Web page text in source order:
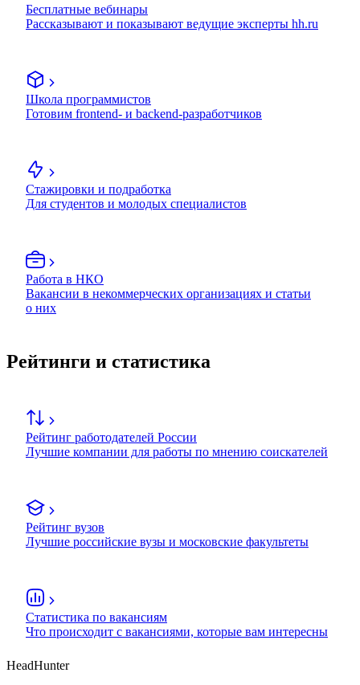
Бесплатные вебинары
Рассказывают и показывают ведущие эксперты hh.ru
Школа программистов
Готовим frontend- и backend-разработчиков
Стажировки и подработка
Для студентов и молодых специалистов
Работа в НКО
Вакансии в некоммерческих организациях и статьи
о них
Рейтинги и статистика
Рейтинг работодателей России
Лучшие компании для работы по мнению соискателей
Рейтинг вузов
Лучшие российские вузы и московские факультеты
Статистика по вакансиям
Что происходит с вакансиями, которые вам интересны
HeadHunter